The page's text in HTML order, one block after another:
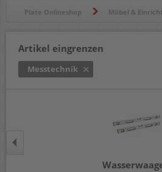
Plate Onlineshop Möbel &
Artikel eingrenzen
Messtechnik